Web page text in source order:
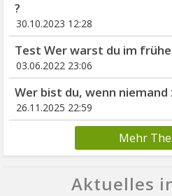
?
30.10.2023 12:28
Test Wer warst du im
03.06.2022 23:06
Wer bist du, wenn niemand
26.11.2025 22:59
Mehr
Aktuelles